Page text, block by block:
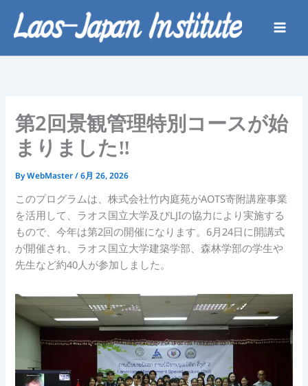
ス
第2回景観管理特別コースが始
まりました‼
ByWebMaster/6月 26, 2026
このプログラムは、株式会社竹内庭苑がAOTS寄附講座事業
を活用して、ラオス国立大学及びLJIの協力により実施する
もので、今年は第2回の開催になります。6月24日に開講式
が開催され、ラオス国立大学建築学部、森林学部の学生や
先生など約40人が参加しました。